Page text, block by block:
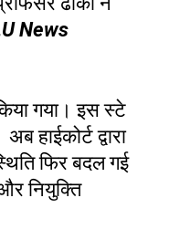
News
गया। इस स्टे
हाईकोर्ट द्वारा
फिर बदल गई
नियुक्ति